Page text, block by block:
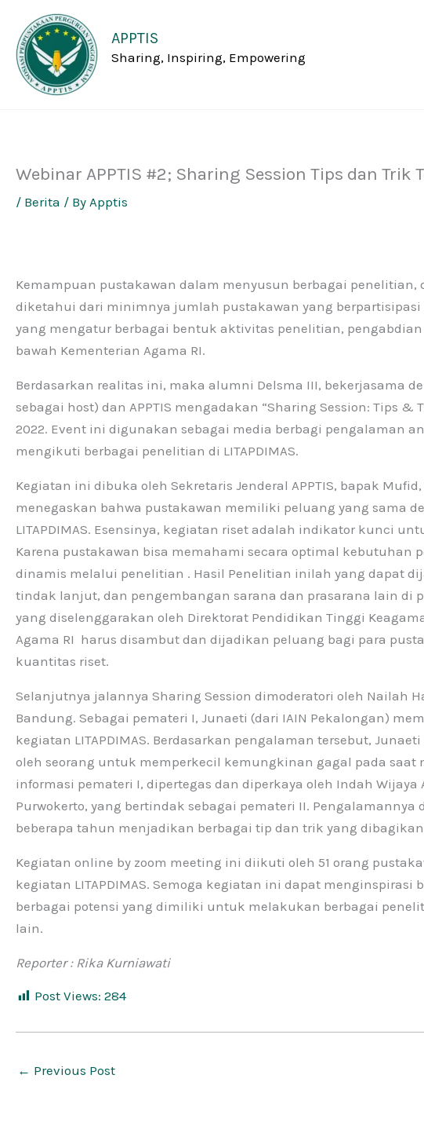
content
APPTIS
Sharing, Inspiring, Empowering
Webinar APPTIS #2; Sharing Session Tips dan Trik
/ Berita / By Apptis
Kemampuan pustakawan dalam menyusun berbagai
diketahui dari minimnya jumlah pustakawan yang berpartisipasi
yang mengatur berbagai bentuk aktivitas penelitian,
bawah Kementerian Agama RI.
Berdasarkan realitas ini, maka alumni Delsma III, bekerjasama
sebagai host) dan APPTIS mengadakan “Sharing Session: Tips &
2022. Event ini digunakan sebagai media berbagi pengalaman
mengikuti berbagai penelitian di LITAPDIMAS.
Kegiatan ini dibuka oleh Sekretaris Jenderal APPTIS, bapak
menegaskan bahwa pustakawan memiliki peluang yang sama
LITAPDIMAS. Esensinya, kegiatan riset adalah indikator kunci
Karena pustakawan bisa memahami secara optimal kebutuhan
dinamis melalui penelitian . Hasil Penelitian inilah yang dapat
tindak lanjut, dan pengembangan sarana dan prasarana lain di
yang diselenggarakan oleh Direktorat Pendidikan Tinggi
Agama RI harus disambut dan dijadikan peluang bagi para
kuantitas riset.
Selanjutnya jalannya Sharing Session dimoderatori oleh Nailah
Bandung. Sebagai pemateri I, Junaeti (dari IAIN Pekalongan)
kegiatan LITAPDIMAS. Berdasarkan pengalaman tersebut,
oleh seorang untuk memperkecil kemungkinan gagal pada saat
informasi pemateri I, dipertegas dan diperkaya oleh Indah
Purwokerto, yang bertindak sebagai pemateri II. Pengalamannya
beberapa tahun menjadikan berbagai tip dan trik yang
Kegiatan online by zoom meeting ini diikuti oleh 51 orang
kegiatan LITAPDIMAS. Semoga kegiatan ini dapat
berbagai potensi yang dimiliki untuk melakukan berbagai
lain.
Reporter : Rika Kurniawati
Post Views: 284
← Previous Post